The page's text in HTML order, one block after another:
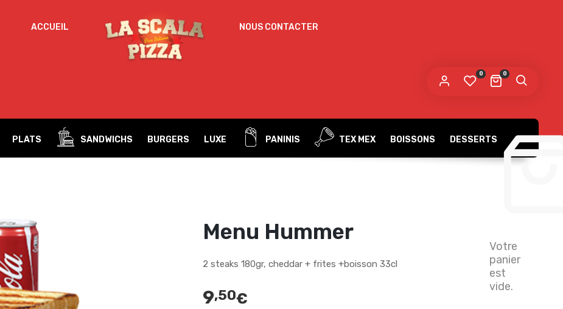
NOUS CONTACTER
ACCUEIL
0
Votre
panier
est
vide.
0
Un mot de passe sera envoyé vers votre adresse
PLATS SANDWICHS BURGERS LUXE PANINIS TEX MEX BOISSONS DESSERTS
Menu Hummer
2 steaks 180gr, cheddar + frites +boisson 33cl
9,50€